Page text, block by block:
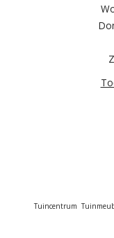
Tuincentrum